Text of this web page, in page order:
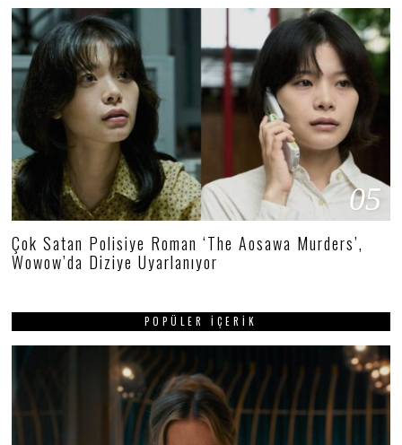
05
Çok Satan Polisiye Roman ‘The Aosawa Murders’,
Wowow’da Diziye Uyarlanıyor
POPÜLER İÇERIK